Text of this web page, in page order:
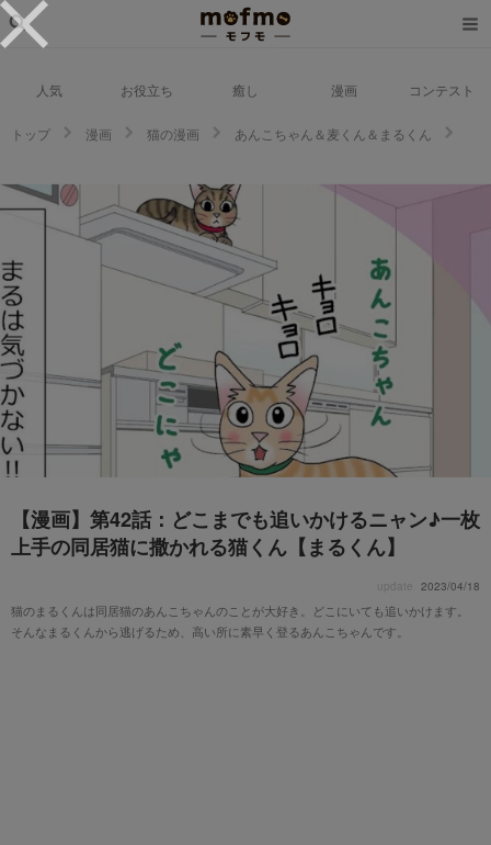
人気 お役立ち 癒し 漫画 コンテスト
トップ 漫画 猫の漫画
あんこちゃん＆麦くん＆まるくん
【漫画】第42話：どこまでも追いかけるニャン♪一枚
上手の同居猫に撒かれる猫くん【まるくん】
update 2023/04/18
猫のまるくんは同居猫のあんこちゃんのことが大好き。どこにいても追いかけます。
そんなまるくんから逃げるため、高い所に素早く登るあんこちゃんです。